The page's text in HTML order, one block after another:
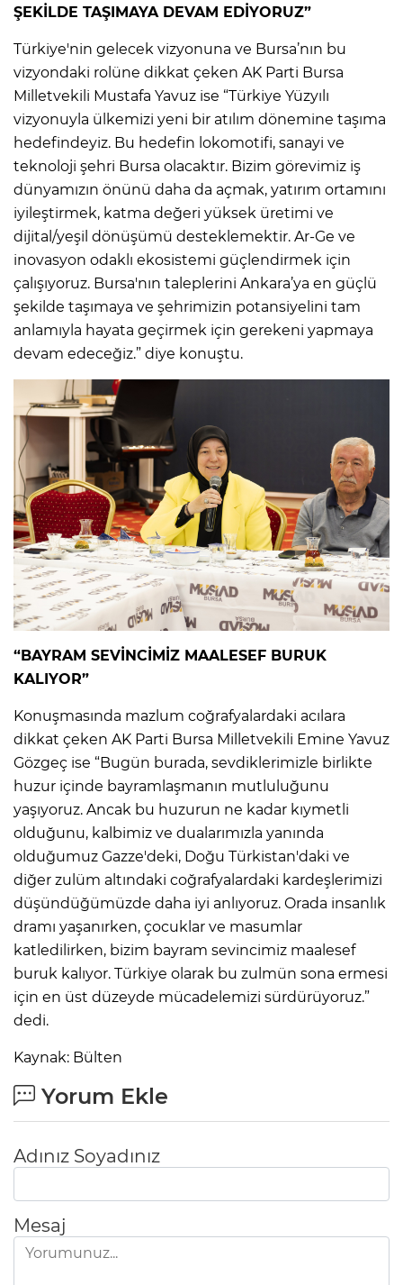
ŞEKİLDE TAŞIMAYA DEVAM EDİYORUZ”
Türkiye'nin gelecek vizyonuna ve Bursa’nın bu
vizyondaki rolüne dikkat çeken AK Parti Bursa
Milletvekili Mustafa Yavuz ise “Türkiye Yüzyılı
vizyonuyla ülkemizi yeni bir atılım dönemine taşıma
hedefindeyiz. Bu hedefin lokomotifi, sanayi ve
teknoloji şehri Bursa olacaktır. Bizim görevimiz iş
dünyamızın önünü daha da açmak, yatırım ortamını
iyileştirmek, katma değeri yüksek üretimi ve
dijital/yeşil dönüşümü desteklemektir. Ar-Ge ve
inovasyon odaklı ekosistemi güçlendirmek için
çalışıyoruz. Bursa'nın taleplerini Ankara’ya en güçlü
şekilde taşımaya ve şehrimizin potansiyelini tam
anlamıyla hayata geçirmek için gerekeni yapmaya
devam edeceğiz.” diye konuştu.
“BAYRAM SEVİNCİMİZ MAALESEF BURUK
KALIYOR”
Konuşmasında mazlum coğrafyalardaki acılara
dikkat çeken AK Parti Bursa Milletvekili Emine Yavuz
Gözgeç ise “Bugün burada, sevdiklerimizle birlikte
huzur içinde bayramlaşmanın mutluluğunu
yaşıyoruz. Ancak bu huzurun ne kadar kıymetli
olduğunu, kalbimiz ve dualarımızla yanında
olduğumuz Gazze'deki, Doğu Türkistan'daki ve
diğer zulüm altındaki coğrafyalardaki kardeşlerimizi
düşündüğümüzde daha iyi anlıyoruz. Orada insanlık
dramı yaşanırken, çocuklar ve masumlar
katledilirken, bizim bayram sevincimiz maalesef
buruk kalıyor. Türkiye olarak bu zulmün sona ermesi
için en üst düzeyde mücadelemizi sürdürüyoruz.”
dedi.
Kaynak: Bülten
Yorum Ekle
Adınız Soyadınız
Mesaj